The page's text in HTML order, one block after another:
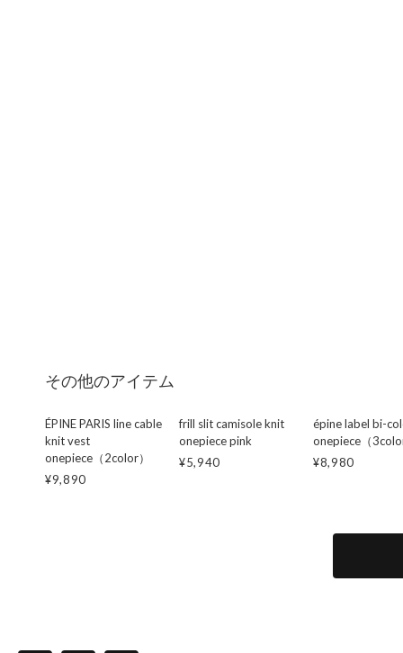
その他のアイテム
ÉPINE PARIS line cable
knit vest
onepiece（2color）
¥9,890
frill slit camisole knit
onepiece pink
¥5,940
épine label bi-
onepiece（
¥8,980